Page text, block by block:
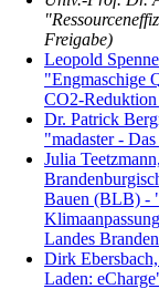
Freigabe)
Leopold
"Engmaschige
CO2-
Dr. Patrick
"madaster -
Julia
Bauen (BLB) -
Landes
Dirk
Laden: